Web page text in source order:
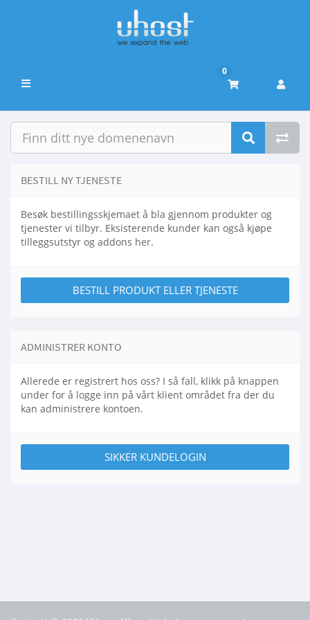
Bytt
0
BESTILL NY TJENESTE
Besøk bestillingsskjemaet å bla gjennom produkter og
tjenester vi tilbyr. Eksisterende kunder kan også kjøpe
tilleggsutstyr og addons her.
BESTILL PRODUKT ELLER TJENESTE
ADMINISTRER KONTO
Allerede er registrert hos oss? I så fall, klikk på knappen
under for å logge inn på vårt klient området fra der du
kan administrere kontoen.
SIKKER KUNDELOGIN